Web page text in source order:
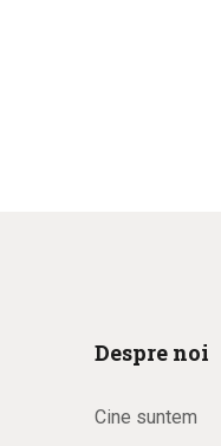
Despre noi
Cine suntem